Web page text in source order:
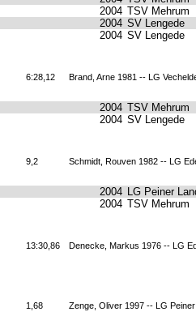
2004 TSV Mehrum
2004 SV Lengede
2004 SV Lengede
6:28,12 Brand, Arne 1981 -- LG
2004 TSV Mehrum
2004 SV Lengede
9,2 Schmidt, Rouven 1982 -- LG
2004 LG Peiner
2004 TSV Mehrum
13:30,86 Denecke, Markus 1976 -- LG
1,68 Zenge, Oliver 1997 -- LG